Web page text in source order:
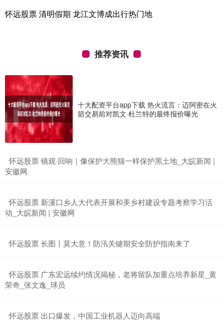
怀远股票 清明假期 龙江文博成出行热门地
推荐资讯
十大配资平台app下载 热火流言：迈阿密在火
箭交易前对凯文·杜兰特的最终报价曝光
​怀远股票 镜观·回响｜像保护大熊猫一样保护黑土地_大皖新闻 |
安徽网
​怀远股票 新溪口乡人大代表开展和美乡村建设专题考察学习活
动_大皖新闻 | 安徽网
​怀远股票 长图丨莫大意！防汛关键期安全防护指南来了
​怀远股票 广东宏远续约情况揭秘，老将留队加重点培养新星_黄
荣奇_张文逸_球员
​怀远股票 出口爆发，中国工业机器人迈向高端